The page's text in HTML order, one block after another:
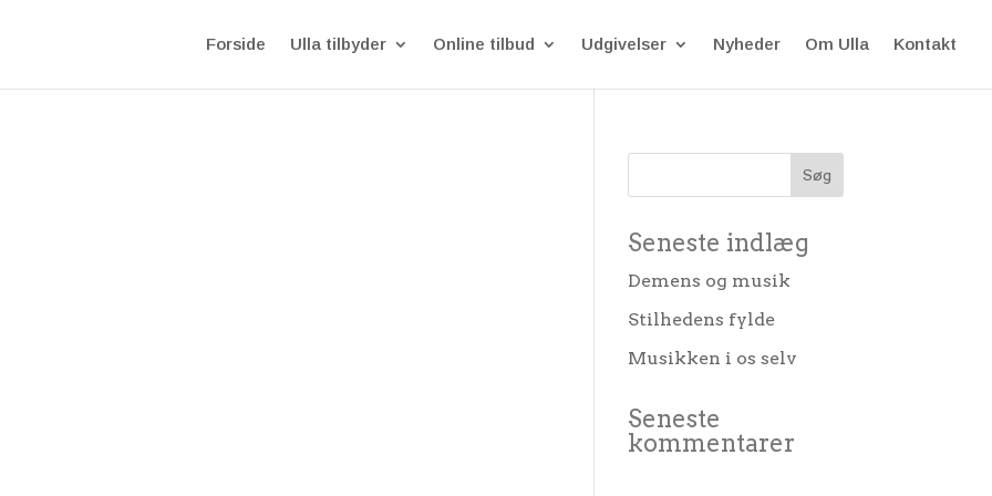
Forside Ulla tilbyder Online tilbud Udgivelser Nyheder Om Ulla Kontakt
Seneste indlæg
Demens og musik
Stilhedens fylde
Musikken i os selv
Seneste
kommentarer